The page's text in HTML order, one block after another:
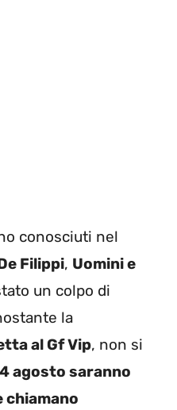
conosciuti nel
Filippi, Uomini e
un colpo di
la
al Gf Vip, non si
4 agosto saranno
chiamano